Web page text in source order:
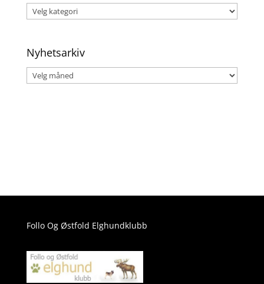
Velg
Nyhetsarkiv
Nyhetsarkiv
Follo Og Østfold Elghundklubb